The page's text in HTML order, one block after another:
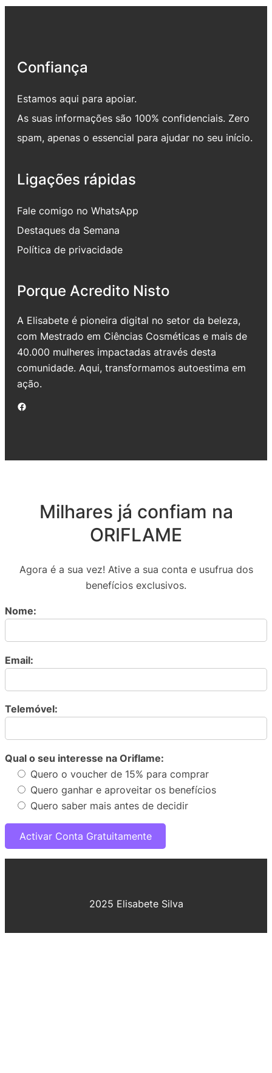
Confiança
Estamos aqui para apoiar.
As suas informações são 100% confidenciais. Zero
spam, apenas o essencial para ajudar no seu início.
Ligações rápidas
Fale comigo no WhatsApp
Destaques da Semana
Política de privacidade
Porque Acredito Nisto
A Elisabete é pioneira digital no setor da beleza,
com Mestrado em Ciências Cosméticas e mais de
40.000 mulheres impactadas através desta
comunidade. Aqui, transformamos autoestima em
ação.
Facebook
Milhares já confiam na
ORIFLAME
Agora é a sua vez! Ative a sua conta e usufrua dos
benefícios exclusivos.
Nome:
Email:
Telemóvel:
Qual o seu interesse na Oriflame:
Quero o voucher de 15% para comprar
Quero ganhar e aproveitar os benefícios
Quero saber mais antes de decidir
2025 Elisabete Silva